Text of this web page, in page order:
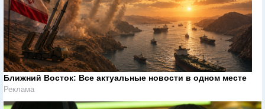
Ближний Восток: Все актуальные новости в одном месте
Реклама